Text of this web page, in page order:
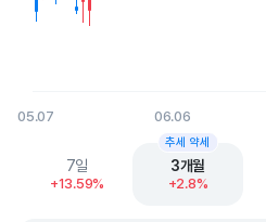
05.07 06.06
End of interactive chart.
7일
+13.59%
3개월
+2.8%
추세 약세